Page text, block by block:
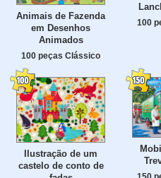
Animais de Fazenda
em Desenhos
Animados
100 peças Clássico
100
Ilustração de um
castelo de conto de